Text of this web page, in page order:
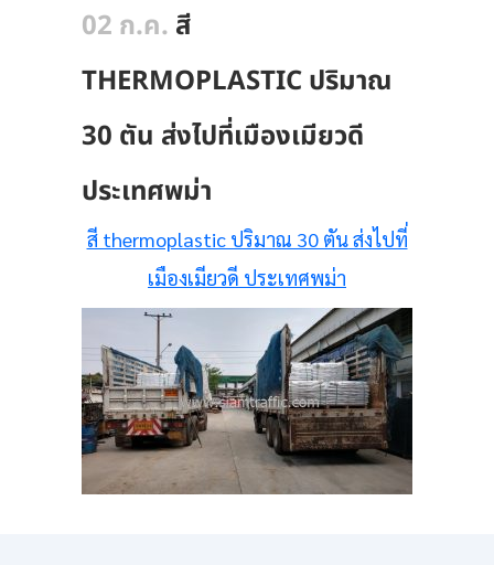
02 ก.ค. สี
THERMOPLASTIC ปริมาณ
30 ตัน ส่งไปที่เมืองเมียวดี
ประเทศพม่า
สี thermoplastic ปริมาณ 30 ตัน ส่งไปที่
เมืองเมียวดี ประเทศพม่า